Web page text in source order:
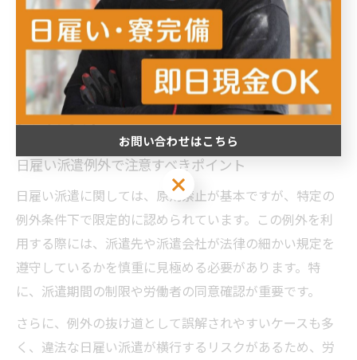
て異なるため、事業者側が法令を遵守しているかをチェ
ックすることも大切です。加えて、労働保険や安全衛生
に関する措置が適切に講じられているかも確認ポイント
であり、これらを怠ると労働者の安全が脅かされるリス
クがあります。
日雇い派遣例外で注意すべきポイント
日雇い派遣に関しては、原則禁止が基本ですが、特定の
例外条件下で限定的に認められています。この例外を利
用する際には、派遣先や派遣会社が法律の細かい規定を
遵守しているかを慎重に見極める必要があります。特
に、派遣期間の制限や労働者の同意確認が重要です。
さらに、例外の抜け道として誤解されやすいケースも多
く、違法な日雇い派遣が横行するリスクがあるため、労
お問い合わせはこちら
お問い合わせはこちら